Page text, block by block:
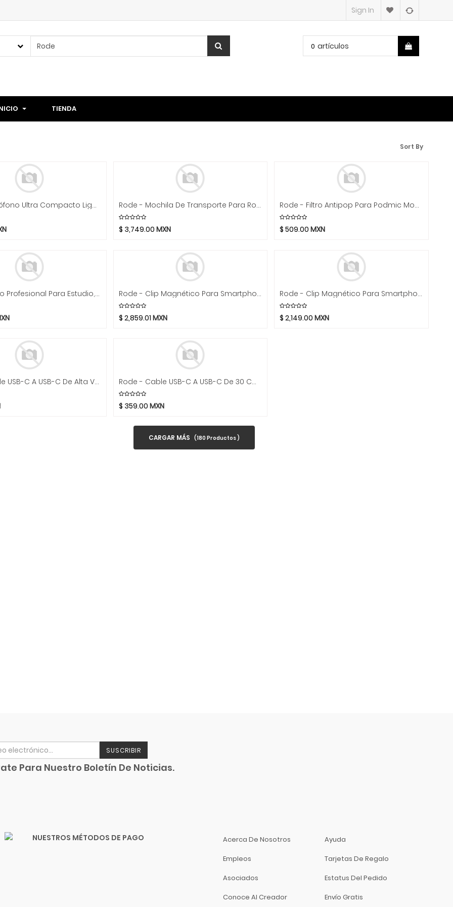
Sign In
0 artículos
TIENDA
Sort By
Rode - Micrófono Ultra Compacto Lightning Mod.Wireless Micro L Rode - Mochila De Transporte Para RodeCaster Pro II Mod.BACKPACK
$ 3,749.00 MXN
Rode - Filtro Antipop Para Podmic Mod.WS14-__
$509.00 MXN
Rode - Brazo Profesional Para Estudio, Color: Blanco Mod.PSA1 Plus W Rode - Clip Magnético Para Smartphone Mod.PHONE CAGE
$ 2,859.01 MXN
Rode - Clip Magnético Para Smartphone Mod.MAGNETIC MOUNT
$2,149.00 MXN
Rode - Cable USB-C A USB-C De Alta Velocidad, Tamaño: 2 Mts. Mod.SC27 __ Rode - Cable USB-C A USB-C De 30 Cm Para WIGO II, IA Micro Y VideoMic Go II Mod.SC22 __
$ 359.00 MXN
CARGAR MÁS (180 Productos )
SUSCRIBIR
Para Nuestro Boletín De Noticias.
NUESTROS MÉTODOS DE PAGO
Ayuda
Tarjetas De Regalo
Estatus Del Pedido
Envío Gratis
Acerca De Nosotros
Empleos
Asociados
Conoce Al Creador